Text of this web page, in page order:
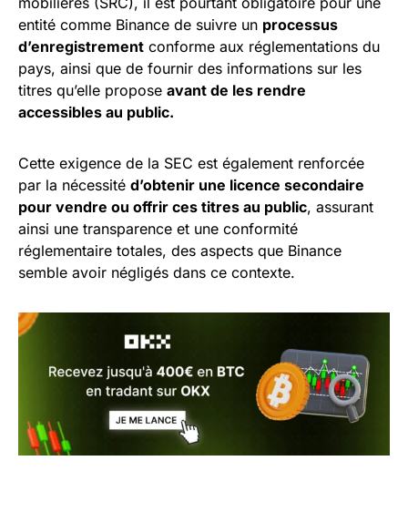
entité comme Binance de suivre un processus
d’enregistrement conforme aux réglementations du
pays, ainsi que de fournir des informations sur les
titres qu’elle propose avant de les rendre
accessibles au public.
Cette exigence de la SEC est également renforcée
par la nécessité d’obtenir une licence secondaire
pour vendre ou offrir ces titres au public, assurant
ainsi une transparence et une conformité
réglementaire totales, des aspects que Binance
semble avoir négligés dans ce contexte.